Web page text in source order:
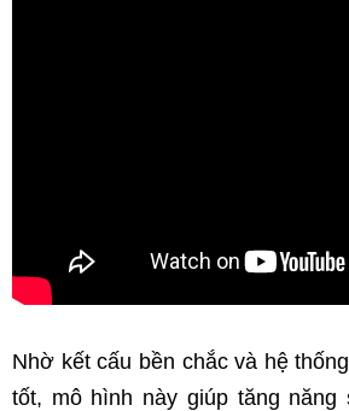
Nhờ kết cấu bền chắc và hệ
tốt, mô hình này giúp tăng